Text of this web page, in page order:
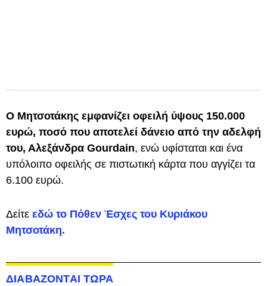
Ο Μητσοτάκης εμφανίζει οφειλή ύψους 150.000
ευρώ, ποσό που αποτελεί δάνειο από την αδελφή
του, Αλεξάνδρα Gourdain, ενώ υφίσταται και ένα
υπόλοιπο οφειλής σε πιστωτική κάρτα που αγγίζει τα
6.100 ευρώ.
Δείτε εδώ το Πόθεν Έσχες του Κυριάκου
Μητσοτάκη.
ΔΙΑΒΑΖΟΝΤΑΙ ΤΩΡΑ